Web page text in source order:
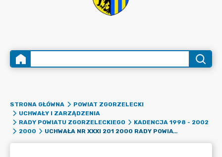
STRONA GŁÓWNA
POWIAT ZGORZELECKI
UCHWAŁY I ZARZĄDZENIA
RADY POWIATU ZGORZELECKIEGO
KADENCJA 1998 - 2002
2000
UCHWAŁA NR XXXI 201 2000 RADY POWIATU ZGORZELECKIEGO Z DNIA 28 WRZEŚNIA 2000 R. W SPRAWIE ZAWARCIA POROZUMIENIA Z GMINĄ MIEJSKĄ ZGORZELEC DOTYCZĄCĄ POWIERZENIA ZADAŃ W ZAKRESIE ORGANIZACJI I PROWADZENIA POWIATOWEJ BIBLIOTEKI PUBLICZNEJ.